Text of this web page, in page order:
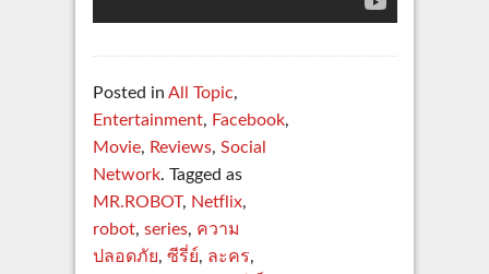
Posted in All Topic,
Entertainment, Facebook,
Movie, Reviews, Social
Network. Tagged as
MR.ROBOT, Netflix,
robot, series, ความ
ปลอดภัย, ซีรี่ย์, ละคร,